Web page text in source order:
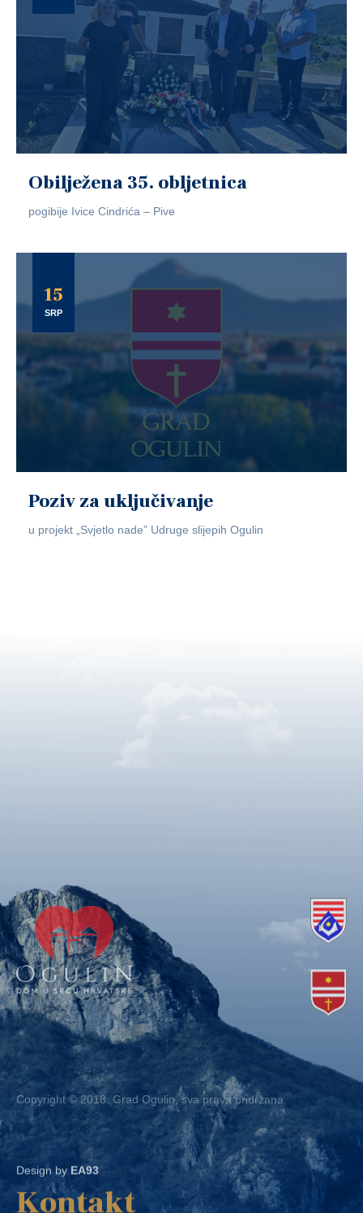
Obilježena 35. obljetnica
pogibije Ivice Cindrića – Pive
15
SRP
Poziv za uključivanje
u projekt „Svjetlo nade” Udruge slijepih Ogulin
Copyright © 2018. Grad Ogulin, sva prava pridržana.
Design byEA93
Kontakt